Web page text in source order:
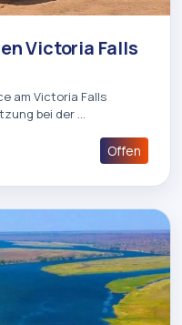
Victoria Falls
am Victoria Falls
bei der …
Offen